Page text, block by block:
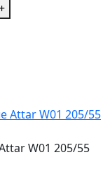
W01 205/55